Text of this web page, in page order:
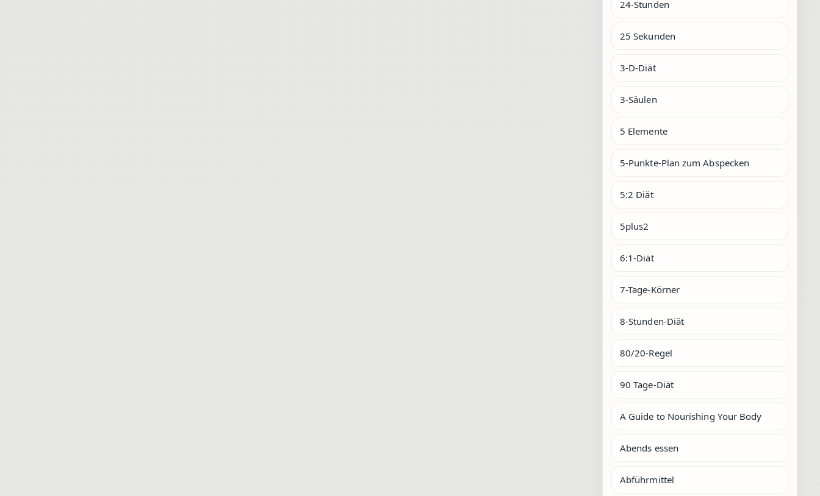
24-Stunden
25 Sekunden
3-D-Diät
3-Säulen
5 Elemente
5-Punkte-Plan zum Abspecken
5:2 Diät
5plus2
6:1-Diät
7-Tage-Körner
8-Stunden-Diät
80/20-Regel
90 Tage-Diät
A Guide to Nourishing Your Body
Abends essen
Abführmittel